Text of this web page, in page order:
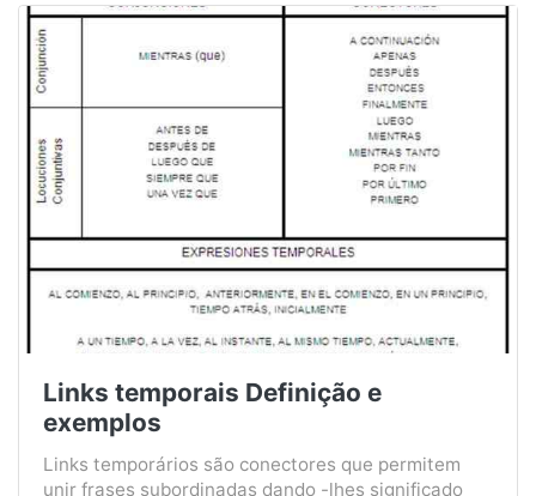
Links temporais Definição e
exemplos
Links temporários são conectores que permitem
unir frases subordinadas dando -lhes significado